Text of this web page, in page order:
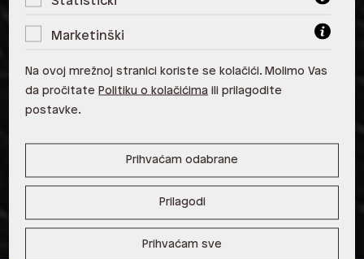
ALDO, Arena Centar 10020 Zagreb
ALDO, Mall of Split Split
ALDO, City Center One Split 21000
Split
ALDO, Supernova Zadar Zadar
Marketinški
Na ovoj mrežnoj stranici koriste se kolačići. Molimo Vas
da pročitate Politiku o kolačićima ili prilagodite
postavke.
Prihvaćam odabrane
Prilagodi
Prihvaćam sve